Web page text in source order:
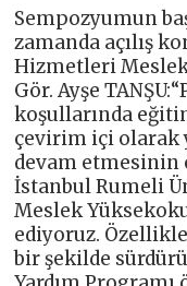
Sempozyumun
zamanda açılış
Hizmetleri
Gör. Ayşe
koşullarında
çevirim içi olarak
devam etmesinin
İstanbul Rumeli
Meslek
ediyoruz.
bir şekilde